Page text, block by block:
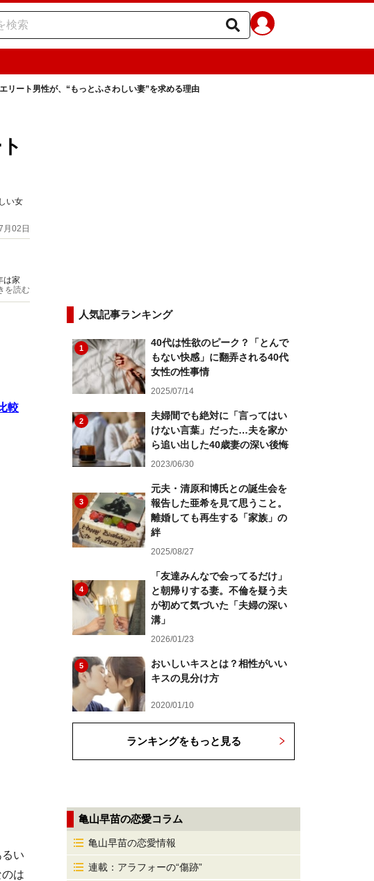
リート男性が、“もっとふさわしい妻”を求める理由
い女
月02日
は家
る愛と
を読む
較
い
は
人気記事ランキング
1
40代は性欲のピーク？「とんで
もない快感」に翻弄される40代
女性の性事情
2025/07/14
2
夫婦間でも絶対に「言ってはい
けない言葉」だった…夫を家か
ら追い出した40歳妻の深い後悔
2023/06/30
3
元夫・清原和博氏との誕生会を
報告した亜希を見て思うこと。
離婚しても再生する「家族」の
絆
2025/08/27
4
「友達みんなで会ってるだけ」
と朝帰りする妻。不倫を疑う夫
が初めて気づいた「夫婦の深い
溝」
2026/01/23
5
おいしいキスとは？相性がいい
キスの見分け方
2020/01/10
ランキングをもっと見る
亀山早苗の恋愛コラム
亀山早苗の恋愛情報
連載：アラフォーの“傷跡”